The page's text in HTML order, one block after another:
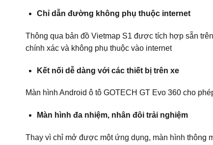
Chỉ dẫn đường không phụ thuộc internet
Thông qua bản đồ Vietmap S1 được tích hợp sẵn
chính xác và không phụ thuộc vào internet
Kết nối dễ dàng với các thiết bị trên xe
Màn hình Android ô tô GOTECH GT Evo 360 cho
Màn hình đa nhiệm, nhân đôi trải nghiệm
Thay vì chỉ mở được một ứng dụng, màn hình thông